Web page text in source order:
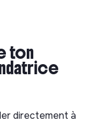
ton
directement à